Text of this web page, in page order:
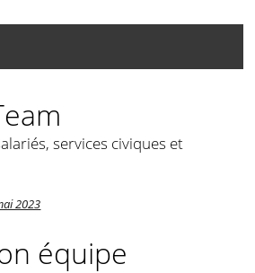
services civiques et
2023
équipe